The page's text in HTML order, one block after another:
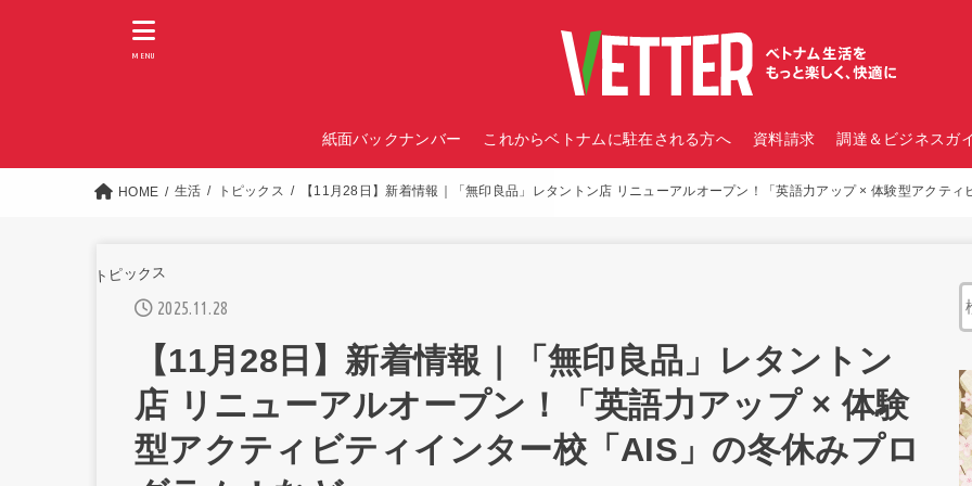
紙面バックナンバー これからベトナムに駐在される方へ 資料請求 調達＆ビジネスガ
MENU
HOME 生活 トピックス 【11月28日】新着情報｜「無印良品」レタントン店 リニューアルオープン！「英語力アップ × 体験型アクテ
トピックス
2025.11.28
【11月28日】新着情報｜「無印良品」レタントン
店 リニューアルオープン！「英語力アップ × 体験
型アクティビティインター校「AIS」の冬休みプロ